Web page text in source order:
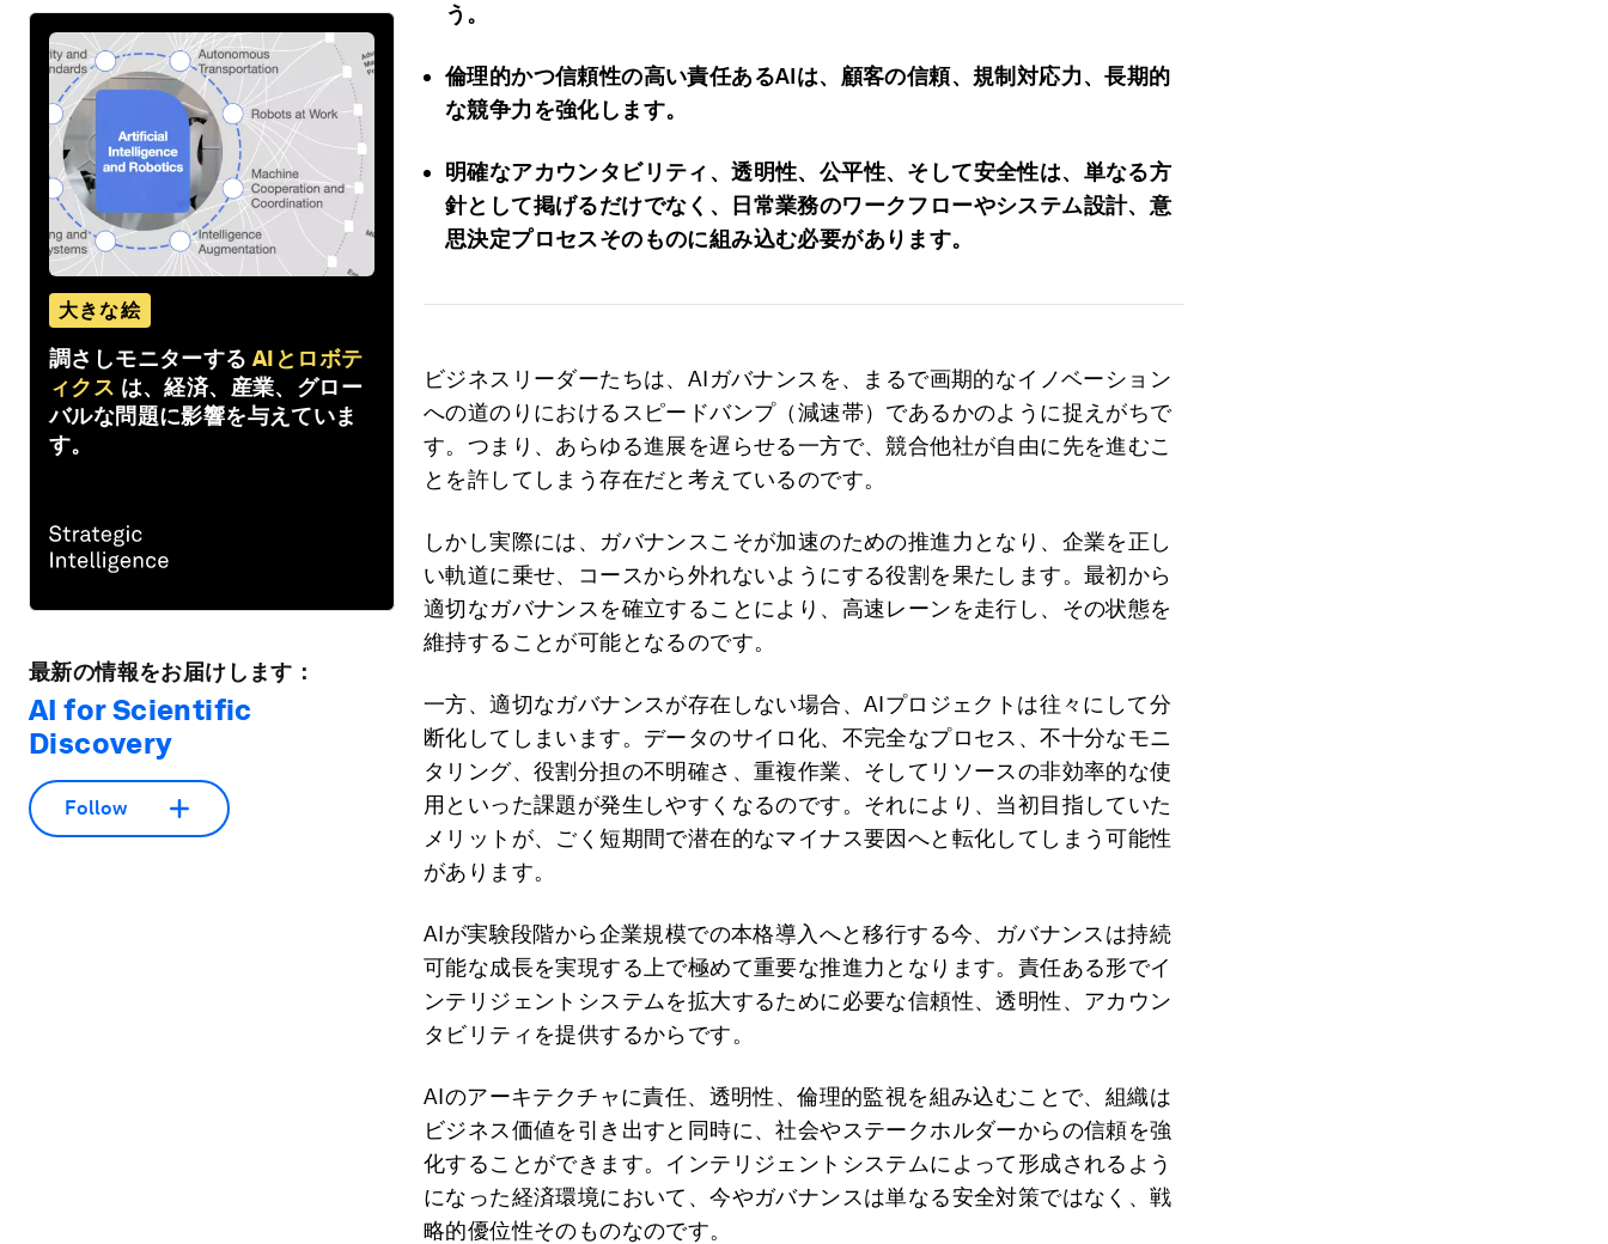
大きな絵
調さしモニターする AIとロボテ
ィクス は、経済、産業、グロー
バルな問題に影響を与えていま
す。
最新の情報をお届けします：
AI for Scientific
Discovery
Follow
う。
倫理的かつ信頼性の高い責任あるAIは、顧客の信頼、規制対応力、長期的
な競争力を強化します。
明確なアカウンタビリティ、透明性、公平性、そして安全性は、単なる方
針として掲げるだけでなく、日常業務のワークフローやシステム設計、意
思決定プロセスそのものに組み込む必要があります。
ビジネスリーダーたちは、AIガバナンスを、まるで画期的なイノベーション
への道のりにおけるスピードバンプ（減速帯）であるかのように捉えがちで
す。つまり、あらゆる進展を遅らせる一方で、競合他社が自由に先を進むこ
とを許してしまう存在だと考えているのです。
しかし実際には、ガバナンスこそが加速のための推進力となり、企業を正し
い軌道に乗せ、コースから外れないようにする役割を果たします。最初から
適切なガバナンスを確立することにより、高速レーンを走行し、その状態を
維持することが可能となるのです。
一方、適切なガバナンスが存在しない場合、AIプロジェクトは往々にして分
断化してしまいます。データのサイロ化、不完全なプロセス、不十分なモニ
タリング、役割分担の不明確さ、重複作業、そしてリソースの非効率的な使
用といった課題が発生しやすくなるのです。それにより、当初目指していた
メリットが、ごく短期間で潜在的なマイナス要因へと転化してしまう可能性
があります。
AIが実験段階から企業規模での本格導入へと移行する今、ガバナンスは持続
可能な成長を実現する上で極めて重要な推進力となります。責任ある形でイ
ンテリジェントシステムを拡大するために必要な信頼性、透明性、アカウン
タビリティを提供するからです。
AIのアーキテクチャに責任、透明性、倫理的監視を組み込むことで、組織は
ビジネス価値を引き出すと同時に、社会やステークホルダーからの信頼を強
化することができます。インテリジェントシステムによって形成されるよう
になった経済環境において、今やガバナンスは単なる安全対策ではなく、戦
略的優位性そのものなのです。